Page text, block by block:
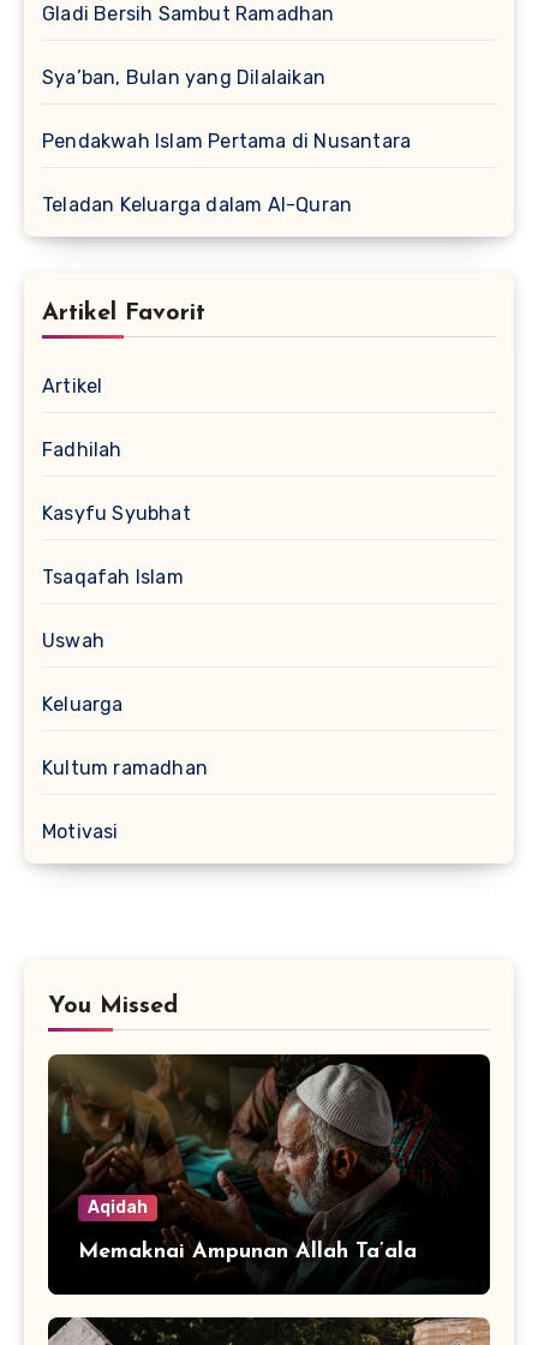
Gladi Bersih Sambut Ramadhan
Sya’ban, Bulan yang Dilalaikan
Pendakwah Islam Pertama di Nusantara
Teladan Keluarga dalam Al-Quran
Artikel Favorit
Artikel
Fadhilah
Kasyfu Syubhat
Tsaqafah Islam
Uswah
Keluarga
Kultum ramadhan
Motivasi
You Missed
Aqidah
Memaknai Ampunan Allah Ta’ala